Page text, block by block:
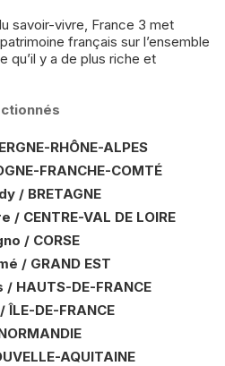
savoir-vivre, France 3 met
français sur l’ensemble
qu’il y a de plus riche et
RHÔNE-ALPES
FRANCHE-COMTÉ
/ BRETAGNE
CENTRE-VAL DE LOIRE
/ CORSE
/ GRAND EST
HAUTS-DE-FRANCE
DE-FRANCE
AQUITAINE